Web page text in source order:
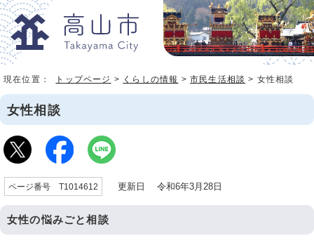
現在位置： トップページ > くらしの情報 >市民生活相談 > 女性相談
女性相談
ページ番号 T1014612 更新日 令和6年3月28日
女性の悩みごと相談